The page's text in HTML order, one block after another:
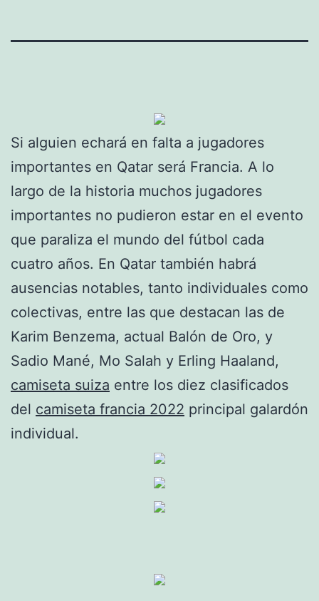
Si alguien echará en falta a jugadores
importantes en Qatar será Francia. A lo
largo de la historia muchos jugadores
importantes no pudieron estar en el evento
que paraliza el mundo del fútbol cada
cuatro años. En Qatar también habrá
ausencias notables, tanto individuales como
colectivas, entre las que destacan las de
Karim Benzema, actual Balón de Oro, y
Sadio Mané, Mo Salah y Erling Haaland,
camiseta suiza entre los diez clasificados
del camiseta francia 2022 principal galardón
individual.